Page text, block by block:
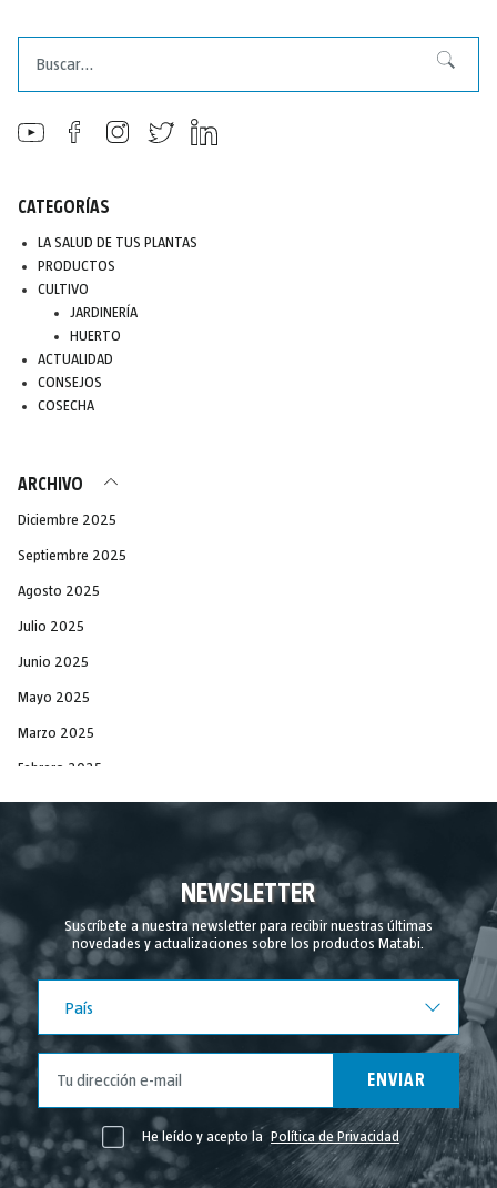
Buscar
CATEGORÍAS
LA SALUD DE TUS PLANTAS
PRODUCTOS
CULTIVO
JARDINERÍA
HUERTO
ACTUALIDAD
CONSEJOS
COSECHA
ARCHIVO
Diciembre 2025
Septiembre 2025
Agosto 2025
Julio 2025
Junio 2025
Mayo 2025
Marzo 2025
Febrero 2025
Diciembre 2024
Agosto 2024
Julio 2024
Junio 2024
Mayo 2024
Abril 2024
Marzo 2024
Febrero 2024
Noviembre 2023
NEWSLETTER
Suscríbete a nuestra newsletter para recibir nuestras últimas
novedades y actualizaciones sobre los productos Matabi.
País
ENVIAR
He leído y acepto la Política de Privacidad